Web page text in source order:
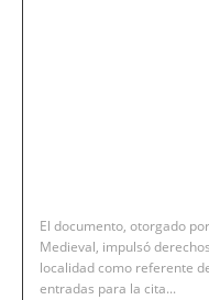
El documento, otorgado
Medieval, impulsó
localidad como referente
entradas para la cita...